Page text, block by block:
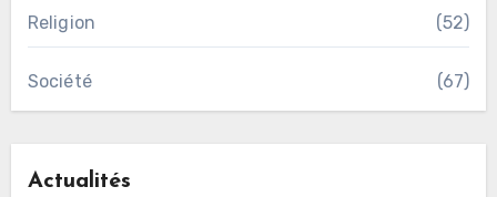
Religion (52)
Société (67)
Actualités